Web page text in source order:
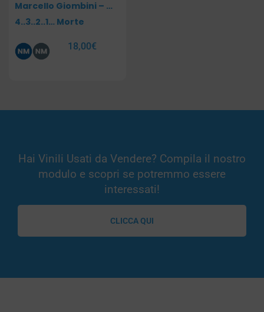
Marcello Giombini – …
4..3..2..1… Morte
18,00€
Hai Vinili Usati da Vendere? Compila il nostro
modulo e scopri se potremmo essere
interessati!
CLICCA QUI